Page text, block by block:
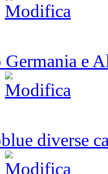
Germania e
diverse